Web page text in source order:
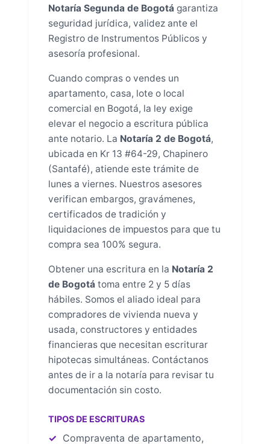
Notaría Segunda de Bogotá garantiza
seguridad jurídica, validez ante el
Registro de Instrumentos Públicos y
asesoría profesional.
Cuando compras o vendes un
apartamento, casa, lote o local
comercial en Bogotá, la ley exige
elevar el negocio a escritura pública
ante notario. La Notaría 2 de Bogotá,
ubicada en Kr 13 #64-29, Chapinero
(Santafé), atiende este trámite de
lunes a viernes. Nuestros asesores
verifican embargos, gravámenes,
certificados de tradición y
liquidaciones de impuestos para que tu
compra sea 100% segura.
Obtener una escritura en la Notaría 2
de Bogotá toma entre 2 y 5 días
hábiles. Somos el aliado ideal para
compradores de vivienda nueva y
usada, constructores y entidades
financieras que necesitan escriturar
hipotecas simultáneas. Contáctanos
antes de ir a la notaría para revisar tu
documentación sin costo.
TIPOS DE ESCRITURAS
Compraventa de apartamento,